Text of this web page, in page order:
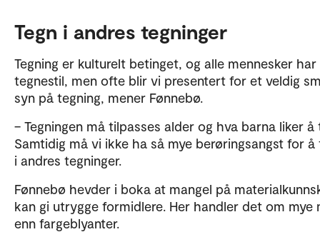
Tegn i andres tegninger
Tegning er kulturelt betinget, og alle mennesker har
tegnestil, men ofte blir vi presentert for et veldig
syn på tegning, mener Fønnebø.
– Tegningen må tilpasses alder og hva barna liker å
Samtidig må vi ikke ha så mye berøringsangst for å
i andres tegninger.
Fønnebø hevder i boka at mangel på
kan gi utrygge formidlere. Her handler det om mye
enn fargeblyanter.